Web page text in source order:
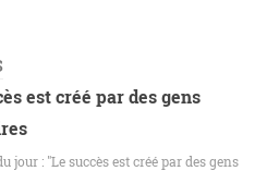
est créé par des gens
jour : "Le succès est créé par des gens